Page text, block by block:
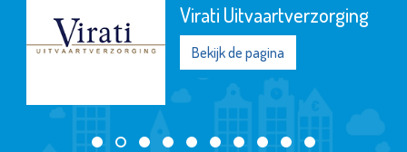
Virati Uitvaartverzorging
Bekijk de pagina